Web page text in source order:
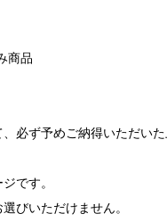
商品
必ず予めご納得いただい
です。
びいただけません。